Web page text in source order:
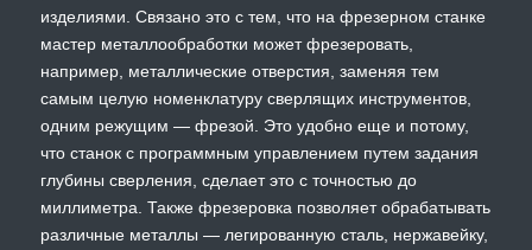
изделиями. Связано это с тем, что на фрезерном станке
мастер металлообработки может фрезеровать,
например, металлические отверстия, заменяя тем
самым целую номенклатуру сверлящих инструментов,
одним режущим — фрезой. Это удобно еще и потому,
что станок с программным управлением путем задания
глубины сверления, сделает это с точностью до
миллиметра. Также фрезеровка позволяет обрабатывать
различные металлы — легированную сталь, нержавейку,